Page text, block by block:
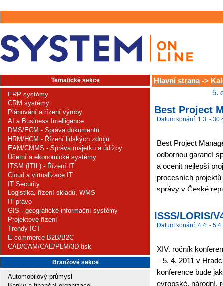
Tematické sekce
ERP systémy
CRM systémy
Plánování a řízení výroby
AI a Business Intelligence
DMS/ECM - Správa dokumentů
HRM/HCM - Řízení lidských zdrojů
EAM/CMMS - Správa majetku a údržby
Účetní a ekonomické systémy
ITSM (ITIL) - Řízení IT
Cloud a virtualizace IT
IT Security
Logistika, řízení skladů, WMS
IT právo
GIS - geografické informační systémy
Projektové řízení
Trendy ICT
E-commerce B2B/B2C
CAD/CAM/CAE/PLM/3D tisk
Branžové sekce
Automobilový průmysl
Hlavní strana->
5.
Best Project
Datum konání: 1.3. -
Best Project
odbornou garancí
a ocenit nejlepší
procesních
správy v České
ISSS/LORIS/
Datum konání: 4.4. - 5.4.
XIV. ročník
– 5. 4. 2011 v
konference bude
evropské, národní,